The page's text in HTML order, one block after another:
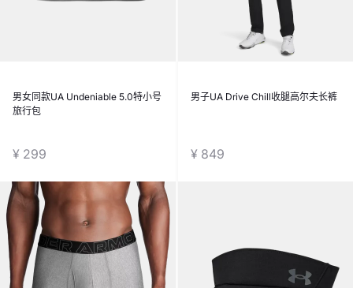
男女同款UA Undeniable 5.0特小号
旅行包
¥ 299
男子UA Drive Chill收腿高尔夫长裤
¥ 849